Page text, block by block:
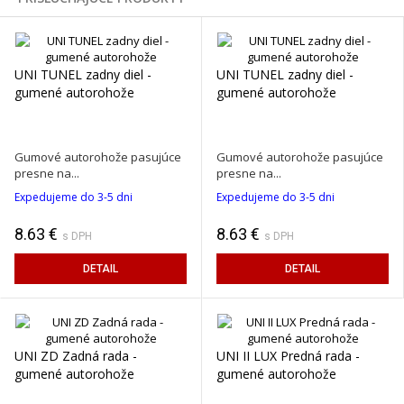
UNI TUNEL zadny diel -
gumené autorohože
Gumové autorohože pasujúce
presne na...
Expedujeme do 3-5 dni
8.63 € s DPH
DETAIL
UNI TUNEL zadny diel -
gumené autorohože
Gumové autorohože pasujúce
presne na...
Expedujeme do 3-5 dni
8.63 € s DPH
DETAIL
UNI ZD Zadná rada -
gumené autorohože
UNI II LUX Predná rada -
gumené autorohože